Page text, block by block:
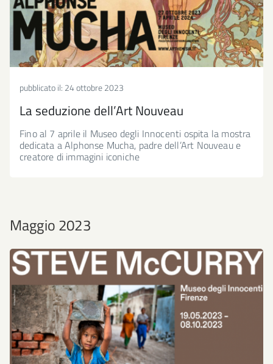
pubblicato il: 24 ottobre 2023
La seduzione dell’Art Nouveau
Fino al 7 aprile il Museo degli Innocenti ospita la mostra
dedicata a Alphonse Mucha, padre dell’Art Nouveau e
creatore di immagini iconiche
Maggio 2023